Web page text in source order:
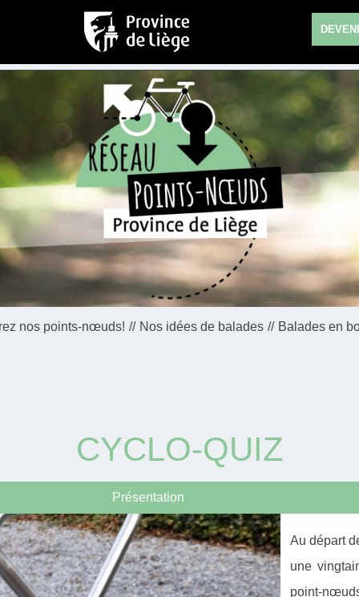
nos points-nœuds! Nos idées de balades Balades en
CYCLO-QUIZ
Présentation
Au départ
une
point-